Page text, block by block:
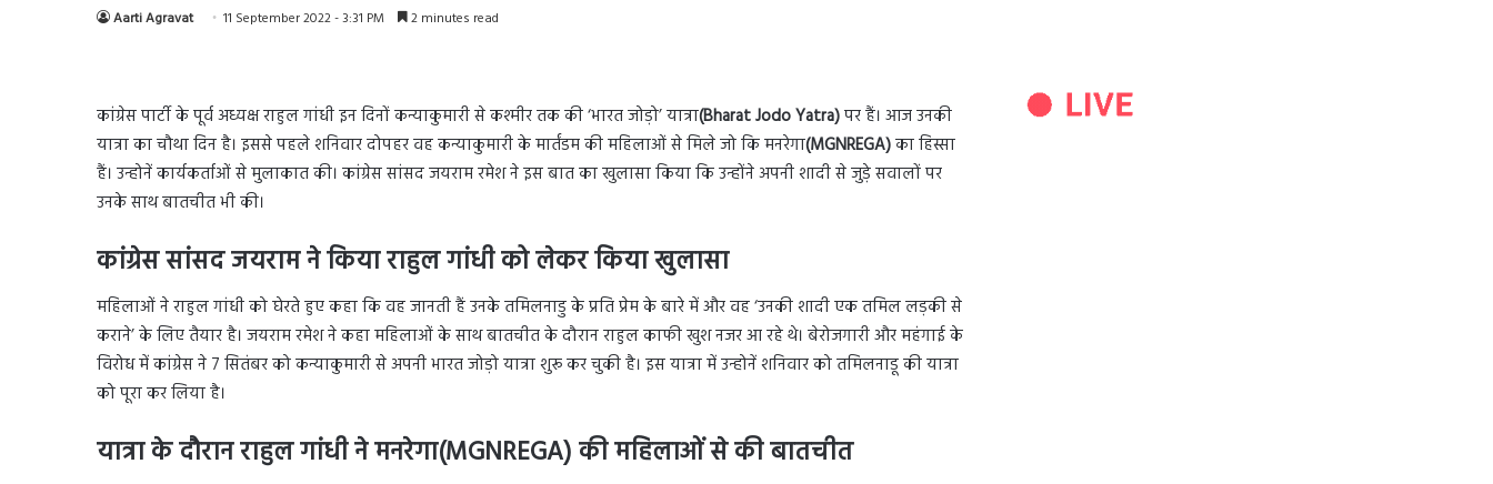
Aarti Agravat 11 September 2022 - 3:31 PM 2 minutes read
कांग्रेस पार्टी के पूर्व अध्यक्ष राहुल गांधी इन दिनों कन्याकुमारी से कश्मीर तक की ‘भारत जोड़ो’ यात्रा(Bharat Jodo Yatra)पर हैं। आज उनकी
यात्रा का चौथा दिन है। इससे पहले शनिवार दोपहर वह कन्याकुमारी के मार्तंडम की महिलाओं से मिले जो कि मनरेगा(MGNREGA)का हिस्सा
हैं। उन्होनें कार्यकर्ताओं से मुलाकात की। कांग्रेस सांसद जयराम रमेश ने इस बात का खुलासा किया कि उन्होंने अपनी शादी से जुड़े सवालों पर
उनके साथ बातचीत भी की।
कांग्रेस सांसद जयराम ने किया राहुल गांधी को लेकर किया खुलासा
महिलाओं ने राहुल गांधी को घेरते हुए कहा कि वह जानती हैं उनके तमिलनाडु के प्रति प्रेम के बारे में और वह ‘उनकी शादी एक तमिल लड़की से
कराने’ के लिए तैयार है। जयराम रमेश ने कहा महिलाओं के साथ बातचीत के दौरान राहुल काफी खुश नजर आ रहे थे। बेरोजगारी और महंगाई के
विरोध में कांग्रेस ने 7 सितंबर को कन्याकुमारी से अपनी भारत जोड़ो यात्रा शुरू कर चुकी है। इस यात्रा में उन्होनें शनिवार को तमिलनाडू की यात्रा
को पूरा कर लिया है।
यात्रा के दौरान राहुल गांधी ने मनरेगा(MGNREGA) की महिलाओं से की बातचीत